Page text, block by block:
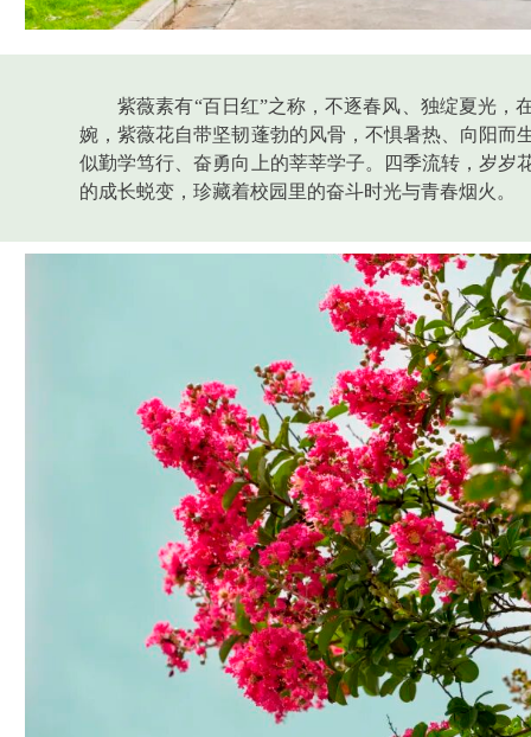
紫薇素有“百日红”之称，不逐春风、独绽夏光，
婉，紫薇花自带坚韧蓬勃的风骨，不惧暑热、向阳而
似勤学笃行、奋勇向上的莘莘学子。四季流转，岁岁
的成长蜕变，珍藏着校园里的奋斗时光与青春烟火。